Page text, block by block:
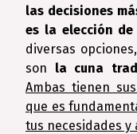
las decisiones
es la elección
diversas
son la cuna
Ambas tienen
que es
tus necesidades y